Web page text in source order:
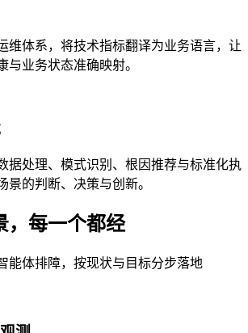
维体系，将技术指标翻译为业务语言，让
与业务状态准确映射。
据处理、模式识别、根因推荐与标准化执
景的判断、决策与创新。
，每一个都经真实客户验证
能体排障，按现状与目标分步落地